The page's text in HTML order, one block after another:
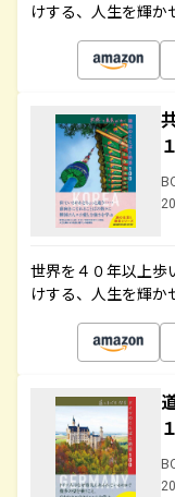
けする、人生を輝か
世界を４０年以上歩
けする、人生を輝か